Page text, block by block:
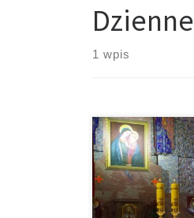
1 wpis
Odpust w parafii
Mszy Świętej
wygłosił Ksiądz
pomocniczy
uczestniczyli ks.